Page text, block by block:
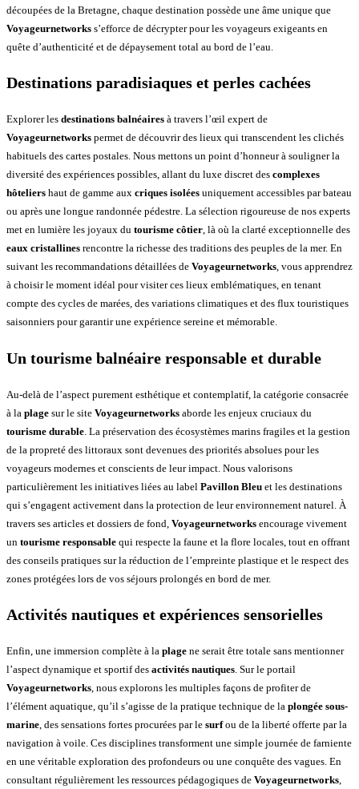
découpées de la Bretagne, chaque destination possède une âme unique que
Voyageurnetworks s’efforce de décrypter pour les voyageurs exigeants en
quête d’authenticité et de dépaysement total au bord de l’eau.
Destinations paradisiaques et perles cachées
Explorer les destinations balnéaires à travers l’œil expert de
Voyageurnetworks permet de découvrir des lieux qui transcendent les clichés
habituels des cartes postales. Nous mettons un point d’honneur à souligner la
diversité des expériences possibles, allant du luxe discret des complexes
hôteliers haut de gamme aux criques isolées uniquement accessibles par bateau
ou après une longue randonnée pédestre. La sélection rigoureuse de nos experts
met en lumière les joyaux du tourisme côtier, là où la clarté exceptionnelle des
eaux cristallines rencontre la richesse des traditions des peuples de la mer. En
suivant les recommandations détaillées de Voyageurnetworks, vous apprendrez
à choisir le moment idéal pour visiter ces lieux emblématiques, en tenant
compte des cycles de marées, des variations climatiques et des flux touristiques
saisonniers pour garantir une expérience sereine et mémorable.
Un tourisme balnéaire responsable et durable
Au-delà de l’aspect purement esthétique et contemplatif, la catégorie consacrée
à la plage sur le site Voyageurnetworks aborde les enjeux cruciaux du
tourisme durable . La préservation des écosystèmes marins fragiles et la gestion
de la propreté des littoraux sont devenues des priorités absolues pour les
voyageurs modernes et conscients de leur impact. Nous valorisons
particulièrement les initiatives liées au label Pavillon Bleu et les destinations
qui s’engagent activement dans la protection de leur environnement naturel. À
travers ses articles et dossiers de fond, Voyageurnetworks encourage vivement
un tourisme responsable qui respecte la faune et la flore locales, tout en offrant
des conseils pratiques sur la réduction de l’empreinte plastique et le respect des
zones protégées lors de vos séjours prolongés en bord de mer.
Activités nautiques et expériences sensorielles
Enfin, une immersion complète à la plage ne serait être totale sans mentionner
l’aspect dynamique et sportif des activités nautiques. Sur le portail
Voyageurnetworks, nous explorons les multiples façons de profiter de
l’élément aquatique, qu’il s’agisse de la pratique technique de la plongée sous-
marine, des sensations fortes procurées par le surfou de la liberté offerte par la
navigation à voile. Ces disciplines transforment une simple journée de farniente
en une véritable exploration des profondeurs ou une conquête des vagues. En
consultant régulièrement les ressources pédagogiques de Voyageurnetworks,